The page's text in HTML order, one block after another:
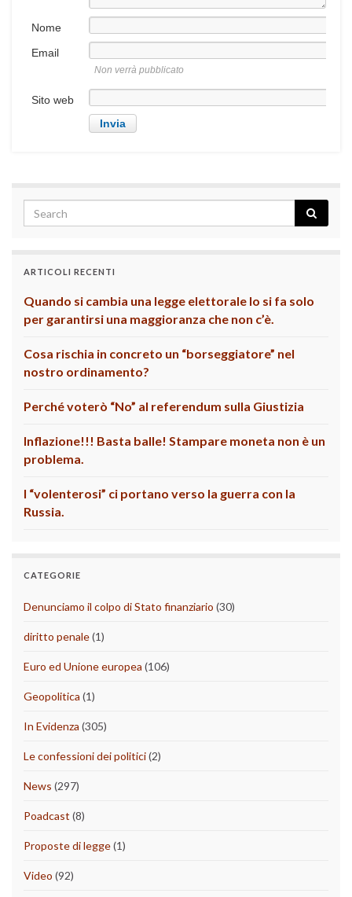
Nome
Email
Non verrà pubblicato
Sito web
ARTICOLI RECENTI
Quando si cambia una legge elettorale lo si fa solo
per garantirsi una maggioranza che non c’è.
Cosa rischia in concreto un “borseggiatore” nel
nostro ordinamento?
Perché voterò “No” al referendum sulla Giustizia
Inflazione!!! Basta balle! Stampare moneta non è un
problema.
I “volenterosi” ci portano verso la guerra con la
Russia.
CATEGORIE
Denunciamo il colpo di Stato finanziario (30)
diritto penale(1)
Euro ed Unione europea (106)
Geopolitica (1)
In Evidenza (305)
Le confessioni dei politici(2)
News (297)
Poadcast (8)
Proposte di legge(1)
Video (92)